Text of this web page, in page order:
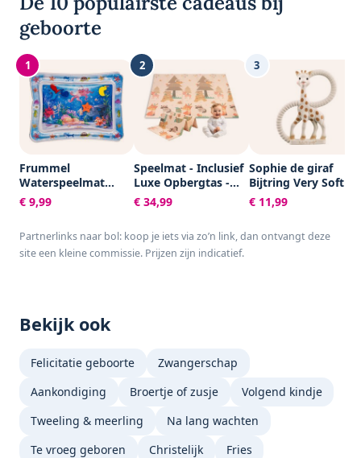
geboorte
1
Frummel
Waterspeelmat
Baby – Watermat –
Speelkleed –
Waterspeelgoed
Baby - Kraamcadeau
€ 9,99
2
Speelmat - Inclusief
Luxe Opbergtas -
Dubbelzijdig -
Speelkleed -
Speelkleed Baby -
Speelmat Foam -
€ 34,99
3
Sophie de giraf
Bijtring Very Soft -
Baby speelgoed -
Kraamcadeau -
- 100% Natuurlijk
€ 11,99
Partnerlinks naar bol: koop je iets via zo’n link, dan ontvangt deze
site een kleine commissie. Prijzen zijn indicatief.
Bekijk ook
Felicitatie geboorte
Zwangerschap
Aankondiging
Broertje of zusje
Volgend kindje
Tweeling & meerling
Na lang wachten
Te vroeg geboren
Christelijk
Fries